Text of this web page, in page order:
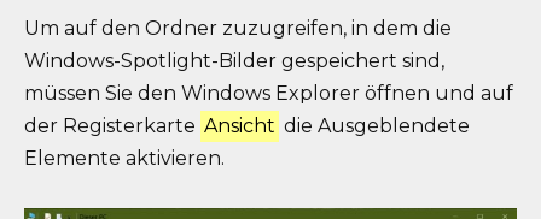
Um auf den Ordner zuzugreifen, in dem die
Windows-Spotlight-Bilder gespeichert sind,
müssen Sie den Windows Explorer öffnen und auf
der Registerkarte Ansicht die Ausgeblendete
Elemente aktivieren.